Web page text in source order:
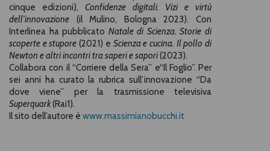
cinque edizioni), Confidenze digitali. Vizi e virtù
dell’innovazione (il Mulino, Bologna 2023). Con
Interlinea ha pubblicato Natale di Scienza. Storie di
scoperte e stupore (2021) e Scienza e cucina. Il pollo di
Newton e altri incontri tra saperi e sapori(2023).
Collabora con il “Corriere della Sera” e“Il Foglio”. Per
sei anni ha curato la rubrica sull’innovazione “Da
dove viene” per la trasmissione televisiva
Superquark(Rai1).
Il sito dell’autore è www.massimianobucchi.it